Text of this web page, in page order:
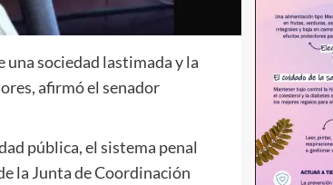
sociedad lastimada y la
afirmó el senador
pública, el sistema penal
la Junta de Coordinación